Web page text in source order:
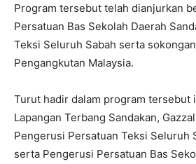
Program tersebut telah dianjurkan
Persatuan Bas Sekolah Daerah
Teksi Seluruh Sabah serta
Pengangkutan Malaysia.
Turut hadir dalam program tersebut
Lapangan Terbang Sandakan,
Pengerusi Persatuan Teksi Seluruh
serta Pengerusi Persatuan Bas